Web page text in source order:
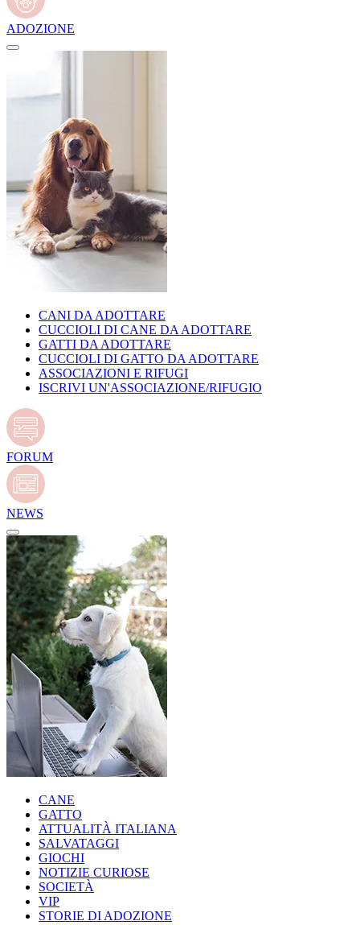
ADOZIONE
CANI DA ADOTTARE
CUCCIOLI DI CANE DA ADOTTARE
GATTI DA ADOTTARE
CUCCIOLI DI GATTO DA ADOTTARE
ASSOCIAZIONI E RIFUGI
ISCRIVI UN'ASSOCIAZIONE/RIFUGIO
FORUM
NEWS
CANE
GATTO
ATTUALITÀ ITALIANA
SALVATAGGI
GIOCHI
NOTIZIE CURIOSE
SOCIETÀ
VIP
STORIE DI ADOZIONE